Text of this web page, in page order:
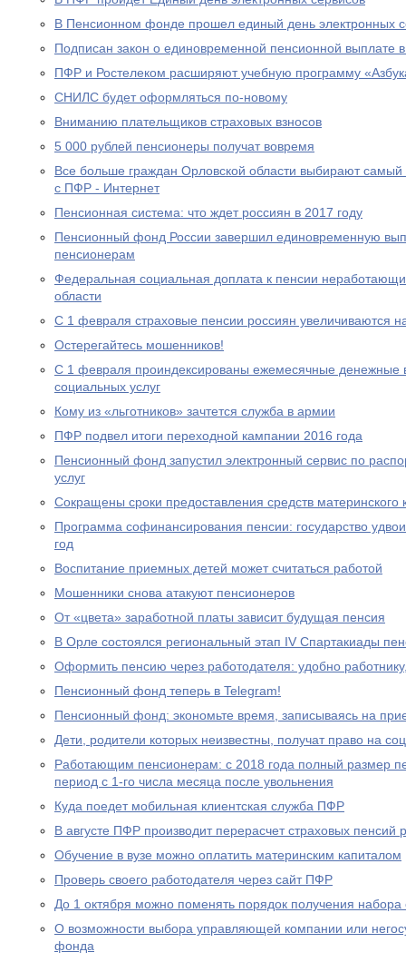
В Пенсионном фонде прошел единый день электронных
Подписан закон о единовременной пенсионной выплате
ПФР и Ростелеком расширяют учебную программу
СНИЛС будет оформляться по-новому
Вниманию плательщиков страховых взносов
5 000 рублей пенсионеры получат вовремя
Все больше граждан Орловской области выбирают
с ПФР - Интернет
Пенсионная система: что ждет россиян в 2017 году
Пенсионный фонд России завершил единовременную
пенсионерам
Федеральная социальная доплата к пенсии
области
С 1 февраля страховые пенсии россиян увеличиваются
Остерегайтесь мошенников!
С 1 февраля проиндексированы ежемесячные денежные
социальных услуг
Кому из «льготников» зачтется служба в армии
ПФР подвел итоги переходной кампании 2016 года
Пенсионный фонд запустил электронный сервис по
услуг
Сокращены сроки предоставления средств материнского
Программа софинансирования пенсии: государство
год
Воспитание приемных детей может считаться работой
Мошенники снова атакуют пенсионеров
От «цвета» заработной платы зависит будущая пенсия
В Орле состоялся региональный этап IV Спартакиады
Оформить пенсию через работодателя: удобно
Пенсионный фонд теперь в Telegram!
Пенсионный фонд: экономьте время, записываясь на
Дети, родители которых неизвестны, получат право на
Работающим пенсионерам: с 2018 года полный размер
период с 1-го числа месяца после увольнения
Куда поедет мобильная клиентская служба ПФР
В августе ПФР производит перерасчет страховых
Обучение в вузе можно оплатить материнским капиталом
Проверь своего работодателя через сайт ПФР
До 1 октября можно поменять порядок получения набора
О возможности выбора управляющей компании или
фонда